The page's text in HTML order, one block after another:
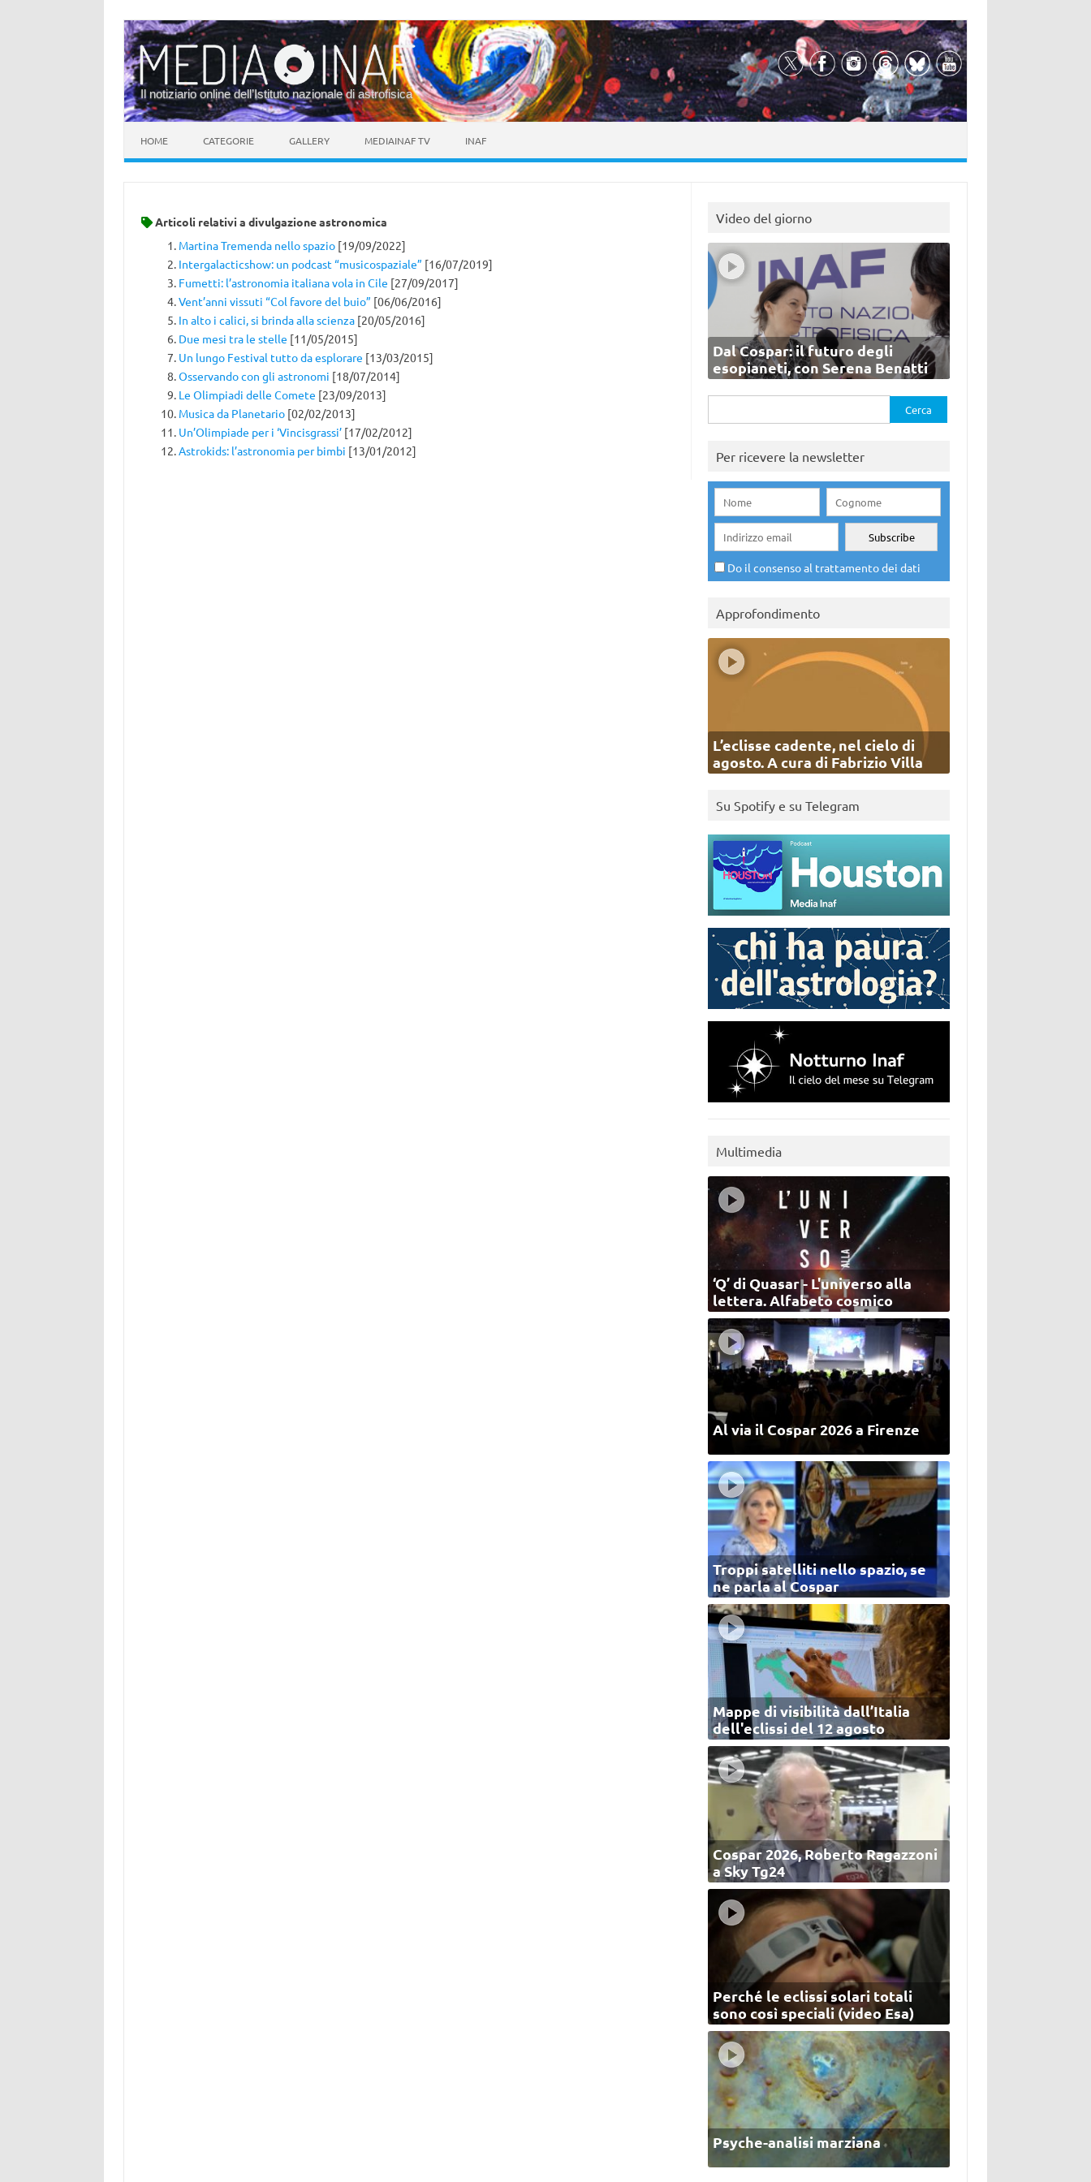
Il notiziario online dell’Istituto nazionale di astrofisica
HOME CATEGORIE GALLERY MEDIAINAF TV INAF
Articoli relativi a divulgazione astronomica
Martina Tremenda nello spazio[19/09/2022]
Intergalacticshow: un podcast “musicospaziale” [16/07/2019]
Fumetti: l’astronomia italiana vola in Cile [27/09/2017]
Vent’anni vissuti “Col favore del buio” [06/06/2016]
In alto i calici, si brinda alla scienza[20/05/2016]
Due mesi tra le stelle [11/05/2015]
Un lungo Festival tutto da esplorare [13/03/2015]
Osservando con gli astronomi [18/07/2014]
Le Olimpiadi delle Comete [23/09/2013]
Musica da Planetario[02/02/2013]
Un’Olimpiade per i ‘Vincisgrassi’[17/02/2012]
Astrokids: l’astronomia per bimbi [13/01/2012]
Video del giorno
Dal Cospar: il futuro degli
esopianeti, con Serena Benatti
per:
Per ricevere la newsletter
Do il consenso al trattamento dei dati
Approfondimento
L’eclisse cadente, nel cielo di
agosto. A cura di Fabrizio Villa
Su Spotify e su Telegram
Multimedia
‘Q’ di Quasar - L'universo alla
lettera. Alfabeto cosmico
Al via il Cospar 2026 a Firenze
Troppi satelliti nello spazio, se
ne parla al Cospar
Mappe di visibilità dall’Italia
dell'eclissi del 12 agosto
Cospar 2026, Roberto Ragazzoni
a Sky Tg24
Perché le eclissi solari totali
sono così speciali (video Esa)
Psyche-analisi marziana